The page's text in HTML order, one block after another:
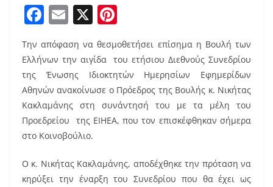
F
a
c
e
b
o
o
E
ai
l
X
nt
er
e
st
Την απόφαση να θεσμοθετήσει επίσημα η Βουλή των
Ελλήνων την αιγίδα του ετήσιου Διεθνούς Συνεδρίου
της Ένωσης Ιδιοκτητών Ημερησίων Εφημερίδων
Αθηνών ανακοίνωσε ο Πρόεδρος της Βουλής κ. Νικήτας
Κακλαμάνης στη συνάντησή του με τα μέλη του
Προεδρείου της ΕΙΗΕΑ, που τον επισκέφθηκαν σήμερα
στο Κοινοβούλιο.
Ο κ. Νικήτας Κακλαμάνης, αποδέχθηκε την πρόταση να
κηρύξει την έναρξη του Συνεδρίου που θα έχει ως